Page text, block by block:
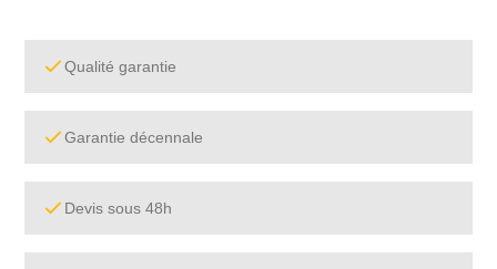
Qualité garantie
Garantie décennale
Devis sous 48h